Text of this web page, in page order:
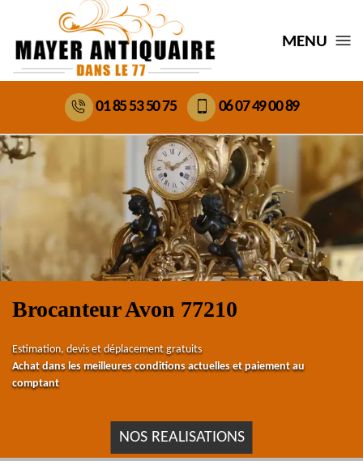
MENU
01 85 53 50 75 06 07 49 00 89
Brocanteur Avon 77210
Estimation, devis et déplacement gratuits
Achat dans les meilleures conditions actuelles et paiement au
comptant
NOS REALISATIONS